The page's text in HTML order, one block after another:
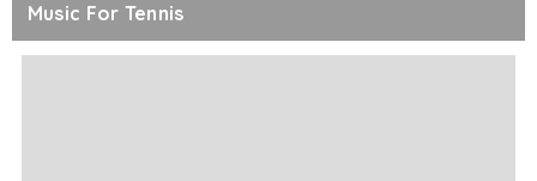
Music For Tennis